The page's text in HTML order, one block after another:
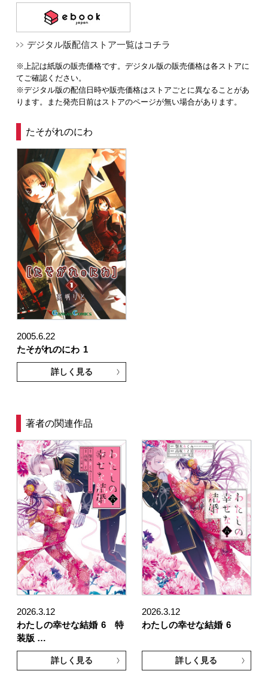
デジタル版配信ストア一覧はコチラ
※上記は紙版の販売価格です。デジタル版の販売価格は各ストアに
てご確認ください。
※デジタル版の配信日時や販売価格はストアごとに異なることがあ
ります。また発売日前はストアのページが無い場合があります。
たそがれのにわ
2005.6.22
たそがれのにわ 1
詳しく見る
著者の関連作品
2026.3.12
わたしの幸せな結婚 6 特
装版 …
詳しく見る
2026.3.12
わたしの幸せな結婚 6
詳しく見る